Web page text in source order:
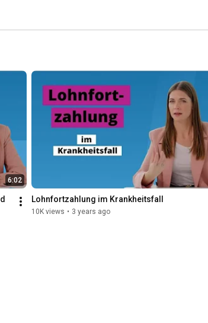
6:02
Lohnfortzahlung im Krankheitsfall
10K views • 3 years ago